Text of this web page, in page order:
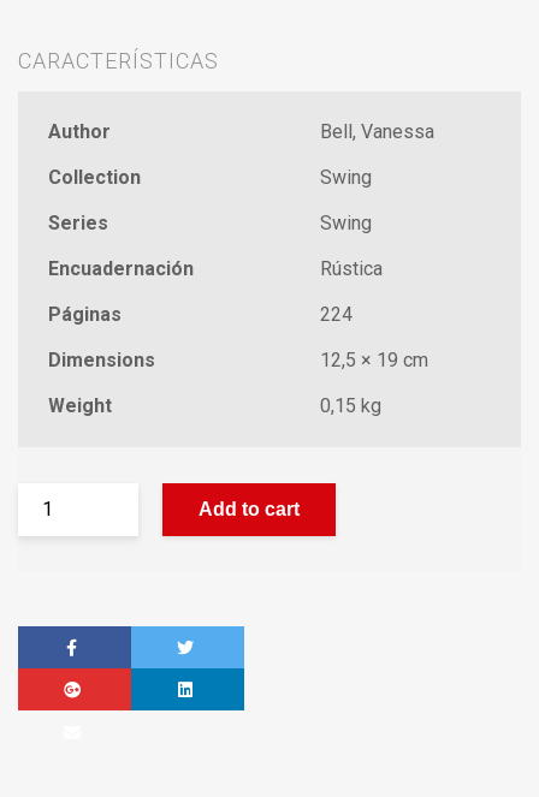
CARACTERÍSTICAS
Author
Bell, Vanessa
Collection
Swing
Series
Swing
Encuadernación
Rústica
Páginas
224
Dimensions
12,5 × 19 cm
Weight
0,15 kg
Add to cart